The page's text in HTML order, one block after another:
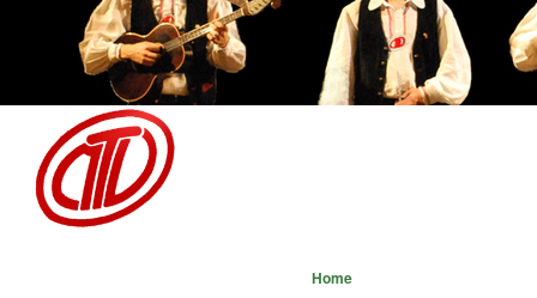
Skip to main content
Home